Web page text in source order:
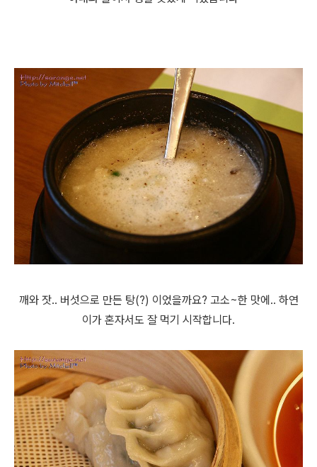
깨와 잣.. 버섯으로 만든 탕(?) 이었을까요? 고소~한 맛에.. 하연
이가 혼자서도 잘 먹기 시작합니다.